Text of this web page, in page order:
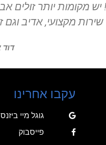
עקבו אחרינו
גוגל מיי ביזנס
פייסבוק